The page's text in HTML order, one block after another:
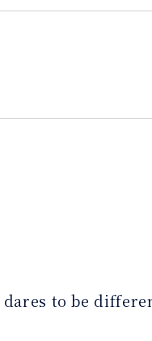
to be